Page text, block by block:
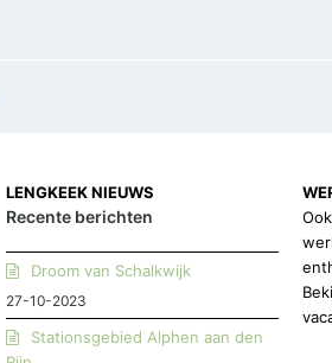
LENGKEEK NIEUWS
Recente berichten
Droom van Schalkwijk
27-10-2023
Stationsgebied Alphen aan den